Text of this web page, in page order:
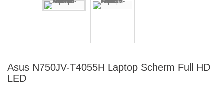
Asus N750JV-T4055H Laptop Scherm Full HD
LED